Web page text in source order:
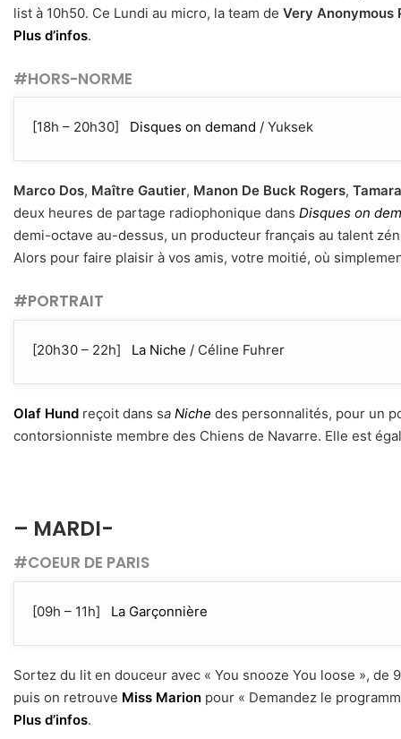
list à 10h50. Ce Lundi au micro, la team de Very Anonymous
Plus d’infos.
#HORS-NORME
[18h – 20h30] Disques on demand / Yuksek
Marco Dos, Maître Gautier, Manon De Buck Rogers,
deux heures de partage radiophonique dans Disques on
demi-octave au-dessus, un producteur français au talent
Alors pour faire plaisir à vos amis, votre moitié, où
#PORTRAIT
[20h30 – 22h] La Niche / Céline Fuhrer
Olaf Hund reçoit dans sa Niche des personnalités, pour un
contorsionniste membre des Chiens de Navarre. Elle est
– MARDI-
#COEUR DE PARIS
[09h – 11h] La Garçonnière
Sortez du lit en douceur avec « You snooze You loose », de
puis on retrouve Miss Marion pour « Demandez le
Plus d’infos.